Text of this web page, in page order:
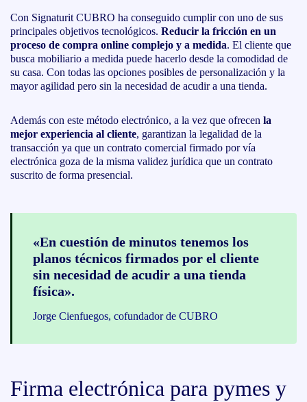
Con Signaturit CUBRO ha conseguido cumplir con uno de sus
principales objetivos tecnológicos. Reducir la fricción en un
proceso de compra online complejo y a medida. El cliente que
busca mobiliario a medida puede hacerlo desde la comodidad de
su casa. Con todas las opciones posibles de personalización y la
mayor agilidad pero sin la necesidad de acudir a una tienda.
Además con este método electrónico, a la vez que ofrecen la
mejor experiencia al cliente, garantizan la legalidad de la
transacción ya que un contrato comercial firmado por vía
electrónica goza de la misma validez jurídica que un contrato
suscrito de forma presencial.
«En cuestión de minutos tenemos los
planos técnicos firmados por el cliente
sin necesidad de acudir a una tienda
física».
Jorge Cienfuegos, cofundador de CUBRO
Firma electrónica para pymes y